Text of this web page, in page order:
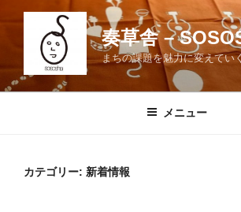
ツ
奏草舎 –
まちの課題を魅力に変えてい
メニュー
カテゴリー: 新着情報